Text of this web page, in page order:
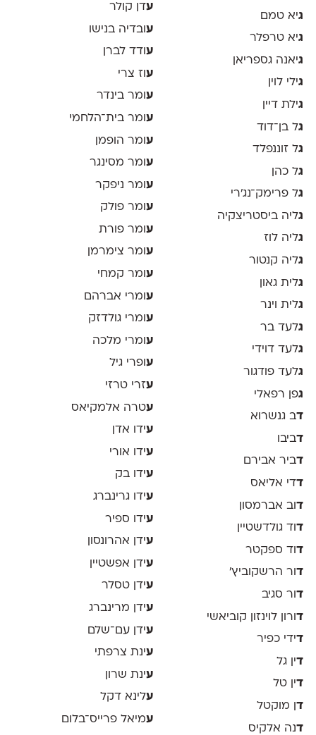
גיא טמם
גיא טרפלר
גיאנה גספריאן
גילי לוין
גילת דיין
גל בן־דוד
גל זוננפלד
גל כהן
גל פרימק־נג׳רי
גליה ביסטריצקיה
גליה לוז
גליה קנטור
גלית גאון
גלית וינר
גלעד בר
גלעד דוידי
גלעד פודגור
גפן רפאלי
דב גנשרוא
דביבו
דביר אבירם
דדי אליאס
דוב אברמסון
דוד גולדשטיין
דוד ספקטר
דור הרשקוביץ׳
דור סגיב
דורון לוינזון קוביאשי
דידי כפיר
דין גל
דין טל
דן מוקטל
דנה אלקיס
עדן קולר
עובדיה בנישו
ע ודד לברן
ע וז צרי
עומר בינדר
ע ומר בית־הלחמי
עומר הופמן
ע ומר מסינגר
ע ומר ניפקר
עומר פולק
ע ומר פורת
עומר צימרמן
ע ומר קמחי
ע ומרי אברהם
עומרי גולדזק
ע ומרי מלכה
עופרי גיל
עזרי טרזי
עטרה אלמקיאס
עידו אדן
עידו אורי
עידו בק
עידו גרינברג
עידו ספיר
עידן אהרונסון
עידן אפשטיין
עידן טסלר
עידן מרינברג
עידן עם־שלם
עינת צרפתי
עינת שרון
עלינא דקל
עמיאל פרייס־בלום